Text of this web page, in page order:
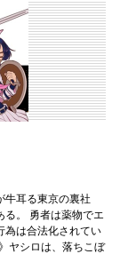
牛耳る東京の裏社
る。 勇者は薬物でエ
為は合法化されてい
ヤシロは、落ちこぼ